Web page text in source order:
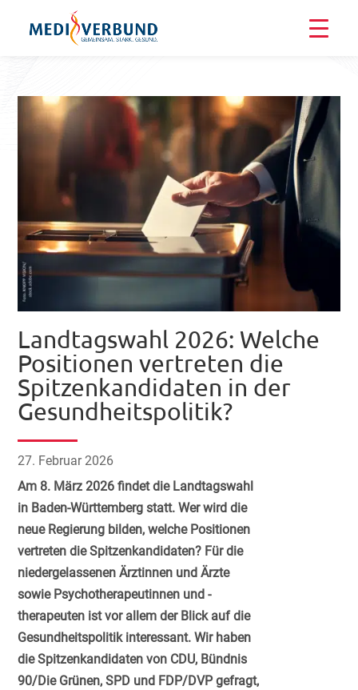
Landtagswahl 2026: Welche
Positionen vertreten die
Spitzenkandidaten in der
Gesundheitspolitik?
27. Februar 2026
Am 8. März 2026 findet die Landtagswahl
in Baden-Württemberg statt. Wer wird die
neue Regierung bilden, welche Positionen
vertreten die Spitzenkandidaten? Für die
niedergelassenen Ärztinnen und Ärzte
sowie Psychotherapeutinnen und -
therapeuten ist vor allem der Blick auf die
Gesundheitspolitik interessant. Wir haben
die Spitzenkandidaten von CDU, Bündnis
90/Die Grünen, SPD und FDP/DVP gefragt,